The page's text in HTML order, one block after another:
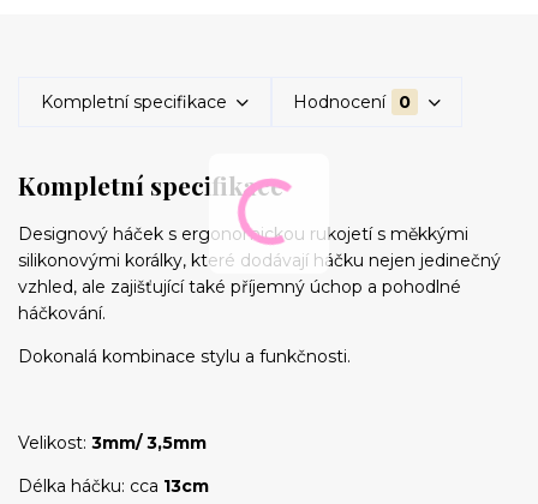
Kompletní specifikace Hodnocení 0
Kompletní specifikace
Designový háček s ergonomickou rukojetí s měkkými
silikonovými korálky, které dodávají háčku nejen jedinečný
vzhled, ale zajišťující také příjemný úchop a pohodlné
háčkování.
Dokonalá kombinace stylu a funkčnosti.
Velikost: 3mm/ 3,5mm
Délka háčku: cca 13cm